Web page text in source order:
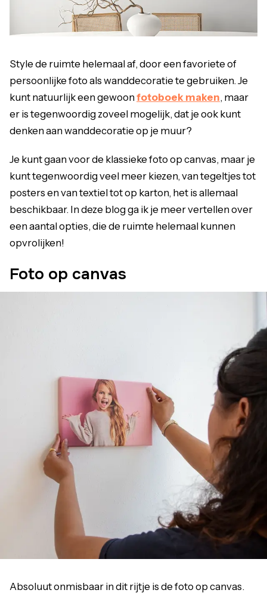
Style de ruimte helemaal af, door een favoriete of
persoonlijke foto als wanddecoratie te gebruiken. Je
kunt natuurlijk een gewoonfotoboek maken, maar
er is tegenwoordig zoveel mogelijk, dat je ook kunt
denken aan wanddecoratie op je muur?
Je kunt gaan voor de klassieke foto op canvas, maar je
kunt tegenwoordig veel meer kiezen, van tegeltjes tot
posters en van textiel tot op karton, het is allemaal
beschikbaar. In deze blog ga ik je meer vertellen over
een aantal opties, die de ruimte helemaal kunnen
opvrolijken!
Foto op canvas
Absoluut onmisbaar in dit rijtje is de foto op canvas.